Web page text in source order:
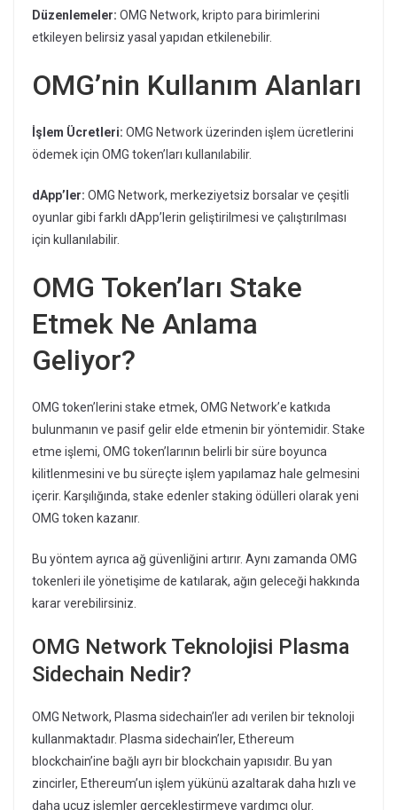
Düzenlemeler: OMG Network, kripto para birimlerini
etkileyen belirsiz yasal yapıdan etkilenebilir.
OMG’nin Kullanım Alanları
İşlem Ücretleri: OMG Network üzerinden işlem ücretlerini
ödemek için OMG token’ları kullanılabilir.
dApp’ler: OMG Network, merkeziyetsiz borsalar ve çeşitli
oyunlar gibi farklı dApp’lerin geliştirilmesi ve çalıştırılması
için kullanılabilir.
OMG Token’ları Stake
Etmek Ne Anlama
Geliyor?
OMG token’lerini stake etmek, OMG Network’e katkıda
bulunmanın ve pasif gelir elde etmenin bir yöntemidir. Stake
etme işlemi, OMG token’larının belirli bir süre boyunca
kilitlenmesini ve bu süreçte işlem yapılamaz hale gelmesini
içerir. Karşılığında, stake edenler staking ödülleri olarak yeni
OMG token kazanır.
Bu yöntem ayrıca ağ güvenliğini artırır. Aynı zamanda OMG
tokenleri ile yönetişime de katılarak, ağın geleceği hakkında
karar verebilirsiniz.
OMG Network Teknolojisi Plasma
Sidechain Nedir?
OMG Network, Plasma sidechain’ler adı verilen bir teknoloji
kullanmaktadır. Plasma sidechain’ler, Ethereum
blockchain’ine bağlı ayrı bir blockchain yapısıdır. Bu yan
zincirler, Ethereum’un işlem yükünü azaltarak daha hızlı ve
daha ucuz işlemler gerçekleştirmeye yardımcı olur.